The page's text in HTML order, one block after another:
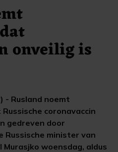
onveilig is
- Rusland noemt
coronavaccin
gedreven door
Russische minister van
woensdag, aldus